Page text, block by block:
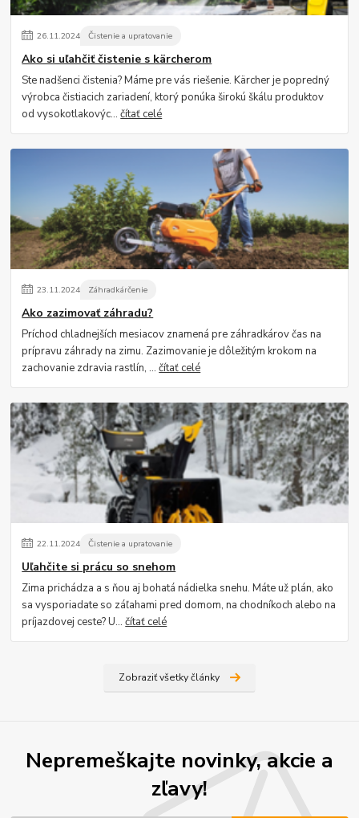
26.11.2024 Čistenie a upratovanie
Ako si uľahčiť čistenie s kärcherom
Ste nadšenci čistenia? Máme pre vás riešenie. Kärcher je popredný
výrobca čistiacich zariadení, ktorý ponúka širokú škálu produktov
od vysokotlakovýc...čítať celé
23.11.2024 Záhradkárčenie
Ako zazimovať záhradu?
Príchod chladnejších mesiacov znamená pre záhradkárov čas na
prípravu záhrady na zimu. Zazimovanie je dôležitým krokom na
zachovanie zdravia rastlín, ...čítať celé
22.11.2024 Čistenie a upratovanie
Uľahčite si prácu so snehom
Zima prichádza a s ňou aj bohatá nádielka snehu. Máte už plán, ako
sa vysporiadate so záľahami pred domom, na chodníkoch alebo na
príjazdovej ceste? U...čítať celé
Zobraziť všetky články
Nepremeškajte novinky, akcie a
zľavy!